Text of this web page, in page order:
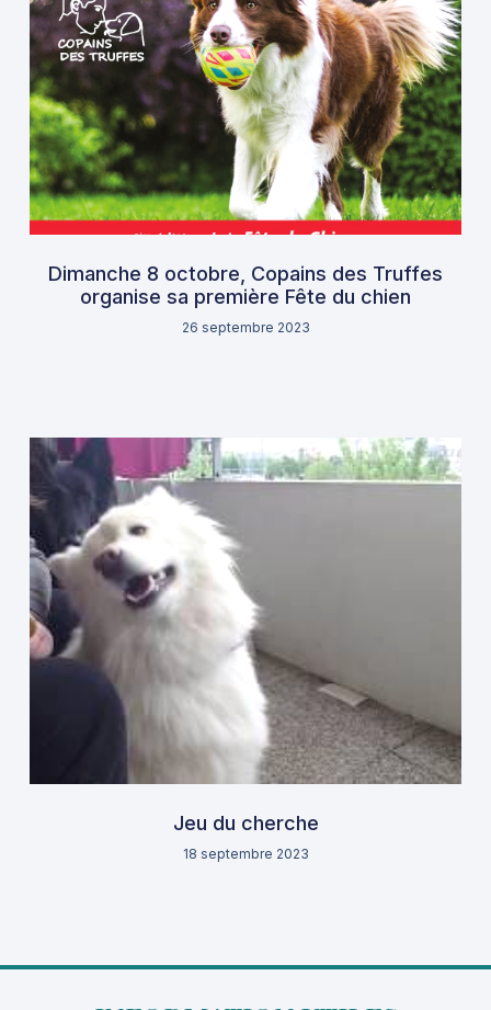
Dimanche 8 octobre, Copains des Truffes
organise sa première Fête du chien
26 septembre 2023
Jeu du cherche
18 septembre 2023